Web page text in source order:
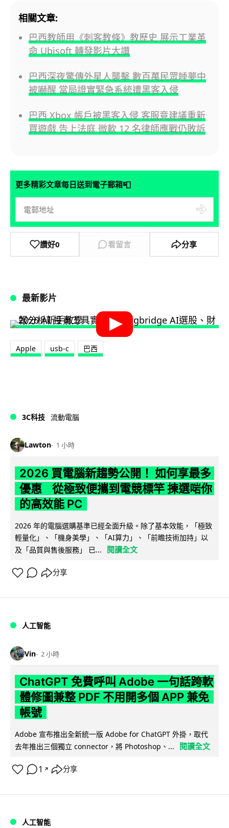
相關文章:
巴西教師用《刺客教條》教歷史 展示工業革
命 Ubisoft 轉發影片大讚
巴西深夜驚傳外星人襲擊 數百萬民眾睡夢中
被嚇醒 當局證實緊急系統遭黑客入侵
巴西 Xbox 帳戶被黑客入侵 客服竟建議重新
買遊戲 告上法庭 微軟 12 名律師應戰仍敗訴
更多精彩文章每日送到電子郵箱📮
讚好0 看留言 分享
最新影片
Apple usb-c 巴西
3C科技 流動電腦
Lawton 1 小時
2026 買電腦新趨勢公開！ 如何享最多
優惠 從極致便攜到電競標竿 揀選啱你
的高效能 PC
2026 年的電腦選購基準已經全面升級。除了基本效能，「極致
輕量化」、「機身美學」、「AI算力」、「前瞻技術加持」以
及「品質與售後服務」 已...
閱讀全文
分享
人工智能
Vin 2 小時
ChatGPT 免費呼叫 Adobe 一句話跨軟
體修圖兼整 PDF 不用開多個 APP 兼免
帳號
Adobe 宣布推出全新統一版 Adobe for ChatGPT 外掛，取代
去年推出三個獨立 connector，將 Photoshop、...
閱讀全文
1 ↗ 分享
人工智能